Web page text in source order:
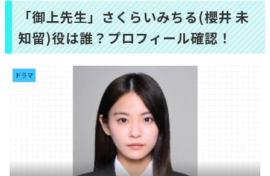
「御上先生」さくらいみちる(櫻井 未
知留)役は誰？プロフィール確認！
ドラマ